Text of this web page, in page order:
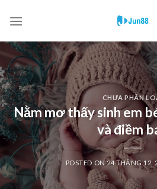
CHƯA PHÂN
Nằm mơ thấy sinh em
và điềm
POSTED ON24 THÁNG 12,